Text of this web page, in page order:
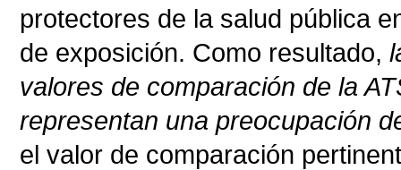
protectores de la salud pública
de exposición. Como resultado,
valores de comparación de la
representan una preocupación
el valor de comparación